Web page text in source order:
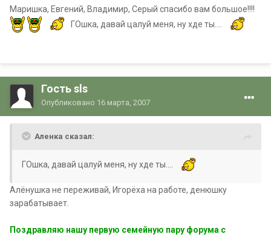
Маришка, Евгений, Владимир, Серый спасибо вам большое!!!!
ГОшка, давай цалуй меня, ну хде ты....
Гость sls
Опубликовано 16 марта, 2007
Аленка сказал:
ГОшка, давай цалуй меня, ну хде ты....
Алёнушка не переживай, Игорёха на работе, денюшку
зарабатывает.
Поздравляю нашу первую семейную пару форума с